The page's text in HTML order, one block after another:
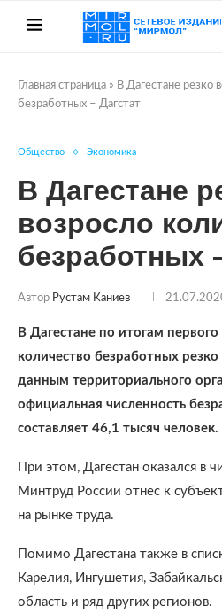
Главная страница » В Дагестане резко
безработных – Дагстат
Общество Экономика
В Дагестане
возросло
безработных
Автор Рустам Каниев
В Дагестане по итогам
количество безработных резко
данным территориального
официальная численность
составляет 46,1 тысяч человек.
При этом, Дагестан оказался в
Минтруд России отнес к
на рынке труда.
Помимо Дагестана также в
Карелия, Ингушетия,
область и ряд других регионов.